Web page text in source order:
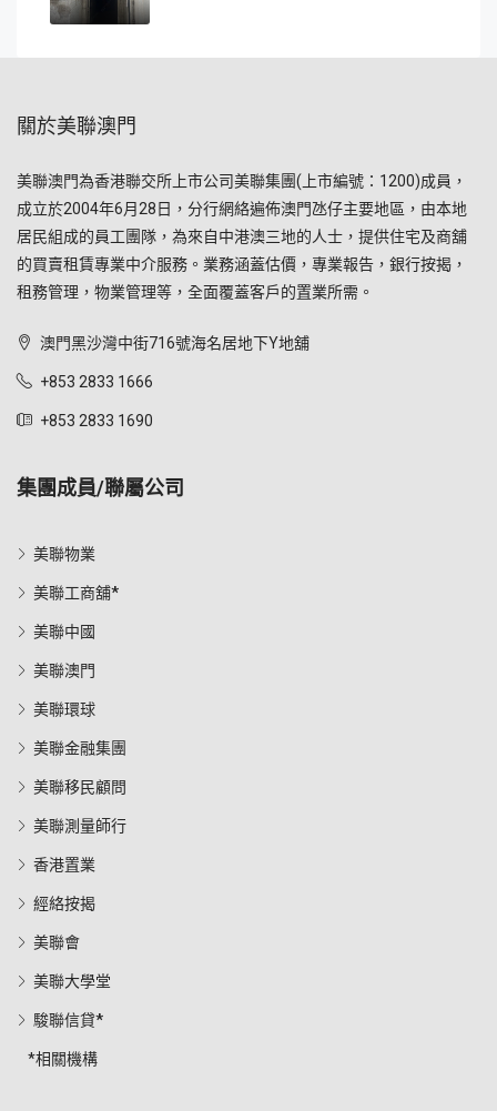
關於美聯澳門
美聯澳門為香港聯交所上市公司美聯集團(上市編號：1200)成員，
成立於2004年6月28日，分行網絡遍佈澳門氹仔主要地區，由本地
居民組成的員工團隊，為來自中港澳三地的人士，提供住宅及商舖
的買賣租賃專業中介服務。業務涵蓋估價，專業報告，銀行按揭，
租務管理，物業管理等，全面覆蓋客戶的置業所需。
澳門黑沙灣中街716號海名居地下Y地舖
+853 2833 1666
+853 2833 1690
集團成員/聯屬公司
美聯物業
美聯工商舖*
美聯中國
美聯澳門
美聯環球
美聯金融集團
美聯移民顧問
美聯測量師行
香港置業
經絡按揭
美聯會
美聯大學堂
駿聯信貸*
*相關機構